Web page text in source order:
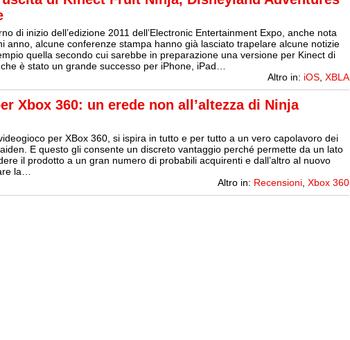
di inizio dell’edizione 2011 dell’Electronic Entertainment Expo, anche nota
anno, alcune conferenze stampa hanno già lasciato trapelare alcune notizie
quella secondo cui sarebbe in preparazione una versione per Kinect di
è stato un grande successo per iPhone, iPad…
Altro in: iOS XBLA
Xbox 360: un erede non all’altezza di Ninja
per XBox 360, si ispira in tutto e per tutto a un vero capolavoro dei
E questo gli consente un discreto vantaggio perché permette da un lato
il prodotto a un gran numero di probabili acquirenti e dall’altro al nuovo
la…
Altro in: Recensioni Xbox 360